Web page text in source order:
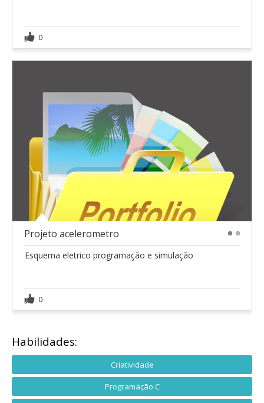
0
Projeto acelerometro
Esquema eletrico programação e simulação
0
Habilidades:
Criatividade
Programação C